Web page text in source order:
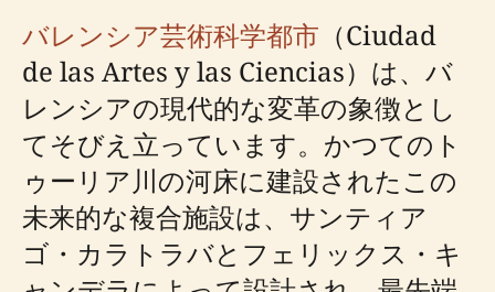
バレンシア芸術科学都市 （Ciudad
de las Artes y las Ciencias）は、バ
レンシアの現代的な変革の象徴とし
てそびえ立っています。かつてのト
ゥーリア川の河床に建設されたこの
未来的な複合施設は、サンティア
ゴ・カラトラバとフェリックス・キ